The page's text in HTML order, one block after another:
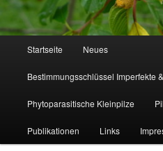
Startseite Neues
Bestimmungsschlüssel Imperfekte
Phytoparasitische Kleinpilze
Publikationen Links